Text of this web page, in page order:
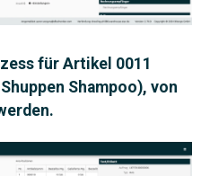
für Artikel 0011
Shampoo), von